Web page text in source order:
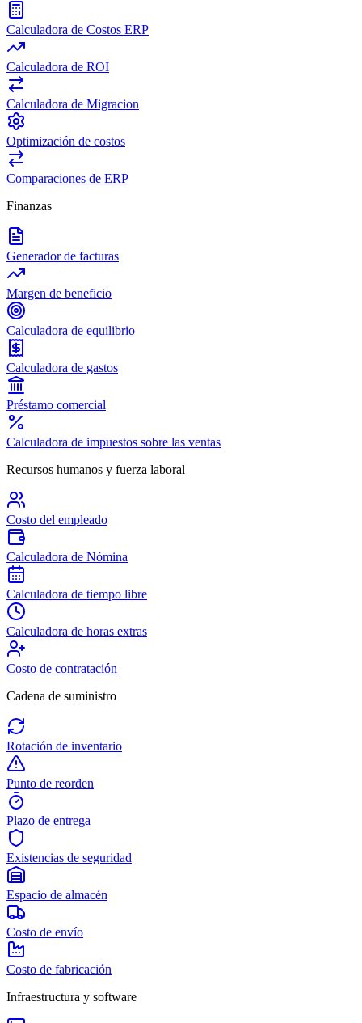
Calculadora de Costos ERP
Calculadora de ROI
Calculadora de Migracion
Optimización de costos
Comparaciones de ERP
Finanzas
Generador de facturas
Margen de beneficio
Calculadora de equilibrio
Calculadora de gastos
Préstamo comercial
Calculadora de impuestos sobre las ventas
Recursos humanos y fuerza laboral
Costo del empleado
Calculadora de Nómina
Calculadora de tiempo libre
Calculadora de horas extras
Costo de contratación
Cadena de suministro
Rotación de inventario
Punto de reorden
Plazo de entrega
Existencias de seguridad
Espacio de almacén
Costo de envío
Costo de fabricación
Infraestructura y software